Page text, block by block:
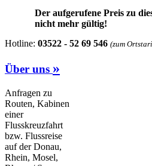
Der aufgerufene Preis zu
nicht mehr gültig!
Hotline: 03522 - 52 69 546 (zum
Über uns »
Anfragen zu
Routen, Kabinen
einer
Flusskreuzfahrt
bzw. Flussreise
auf der Donau,
Rhein, Mosel,